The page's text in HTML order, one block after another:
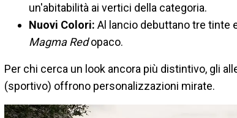
un'abitabilità ai vertici della categoria.
Nuovi Colori: Al lancio debuttano tre tinte
Magma Redopaco.
Per chi cerca un look ancora più distintivo, gli
(sportivo) offrono personalizzazioni mirate.